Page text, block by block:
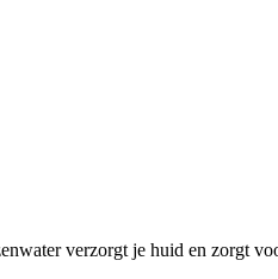
verzorgt je huid en zorgt